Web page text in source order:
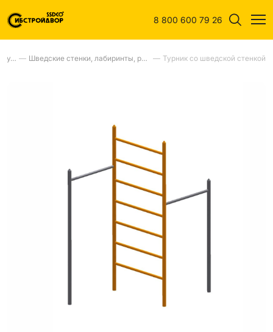
8 800 600 79 26
Спортивное оборудование для улиц — Шведские стенки, лабиринты, рукоходы, турники, бумы, брусья,шагаходы — Турник со шведской стенкой